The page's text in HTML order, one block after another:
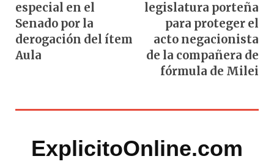
especial en el
Senado por la
derogación del ítem
Aula
legislatura porteña
para proteger el
acto negacionista
de la compañera de
fórmula de Milei
ExplicitoOnline.com